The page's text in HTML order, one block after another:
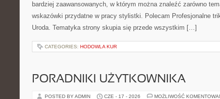
bardziej zaawansowanych, w którym można znaleźć zarówno
wskazówki przydatne w pracy stylistki. Polecam Profesjonalne
Uroda. Tematyka strony skupia się przede wszystkim […]
CATEGORIES: HODOWLA KUR
PORADNIKI UŻYTKOWNIKA
POSTED BY ADMIN CZE - 17 - 2026 MOŻLIWOŚĆ